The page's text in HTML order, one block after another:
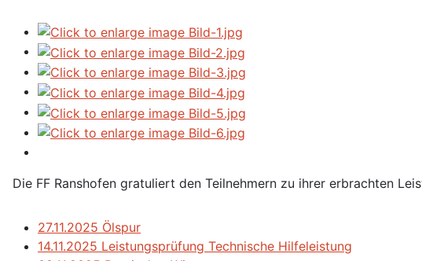
Die FF Ranshofen gratuliert den Teilnehmern zu ihrer erbrachten
27.11.2025 Ölspur
14.11.2025 Leistungsprüfung Technische Hilfeleistung